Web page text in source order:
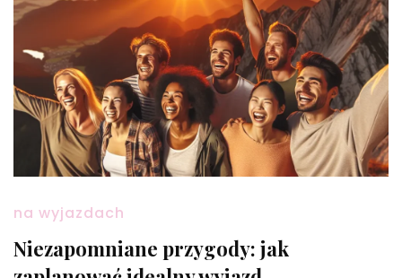
na wyjazdach
Niezapomniane przygody: jak